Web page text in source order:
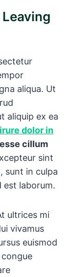
aliqua. Ut
aliquip ex ea
dolor in
esse cillum
sint
sunt in culpa
est laborum.
ultrices mi
vivamus
euismod